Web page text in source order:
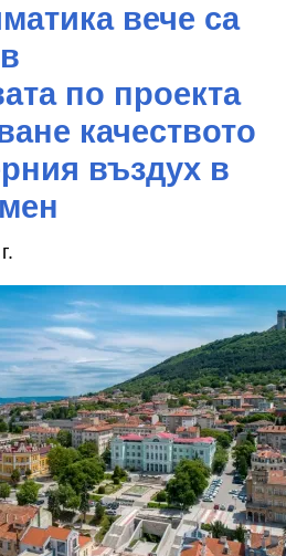
вече са
по проекта
качеството
въздух в